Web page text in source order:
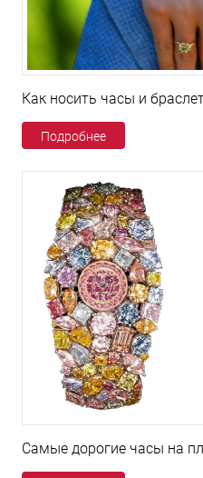
Как носить часы и
Подробнее
Самые дорогие часы на